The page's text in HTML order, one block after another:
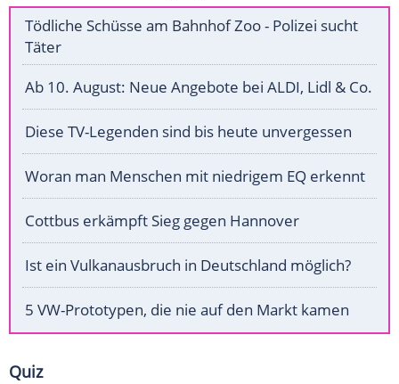
Tödliche Schüsse am Bahnhof Zoo - Polizei sucht
Täter
Ab 10. August: Neue Angebote bei ALDI, Lidl & Co.
Diese TV-Legenden sind bis heute unvergessen
Woran man Menschen mit niedrigem EQ erkennt
Cottbus erkämpft Sieg gegen Hannover
Ist ein Vulkanausbruch in Deutschland möglich?
5 VW-Prototypen, die nie auf den Markt kamen
Quiz